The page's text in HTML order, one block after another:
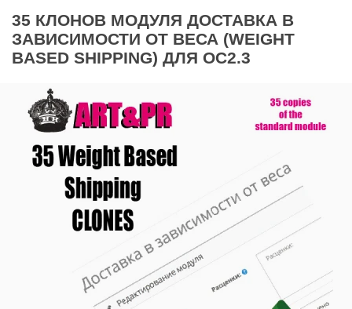
35 КЛОНОВ МОДУЛЯ ДОСТАВКА В
ЗАВИСИМОСТИ ОТ ВЕСА (WEIGHT
BASED SHIPPING) ДЛЯ OC2.3